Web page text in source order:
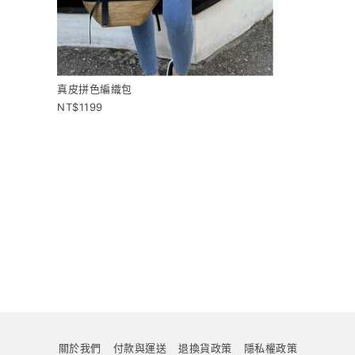
真皮拼色編織包
1199
關於我們 付款與運送 退換貨政策 隱私權政策